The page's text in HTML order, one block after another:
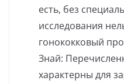
есть, без
исследования
гонококковый
Знай:
характерны для